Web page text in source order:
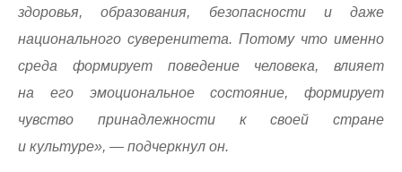
здоровья, образования, безопасности и даже
национального суверенитета. Потому что именно
среда формирует поведение человека, влияет
на его эмоциональное состояние, формирует
чувство принадлежности к своей стране
и культуре», — подчеркнул он.